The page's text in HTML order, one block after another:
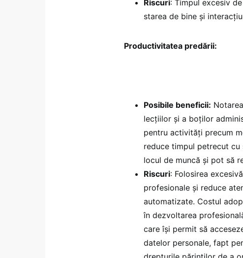
Riscuri: Timpul excesiv
starea de bine și
Productivitatea predării:
Posibile beneficii:
lecțiilor și a boților
pentru activități precum
reduce timpul petrecut
locul de muncă și pot să
Riscuri: Folosirea
profesionale și reduce
automatizate. Costul
în dezvoltarea
care își permit să
datelor personale, fapt